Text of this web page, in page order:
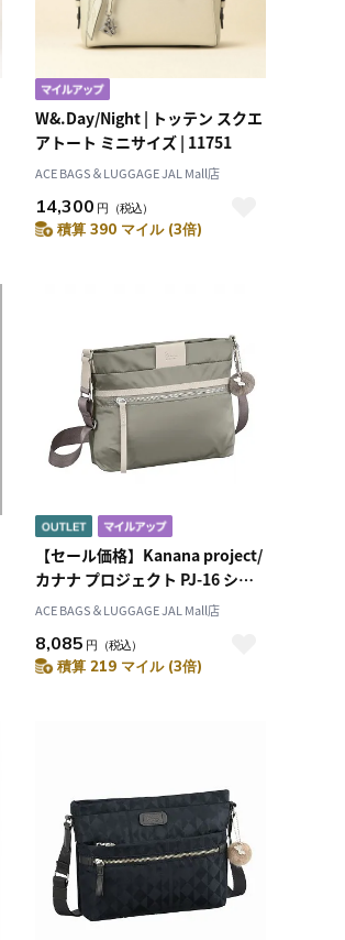
W&.Day/Night | トッテン スクエ
アトート ミニサイズ | 11751
ACE BAGS＆LUGGAGE JAL Mall店
14,300 円 （税込）
積算 390 マイル (3倍)
【セール価格】Kanana project/
カナナ プロジェクト PJ-16 ショ
ルダーバッグ 3L 280g 11901
ACE BAGS＆LUGGAGE JAL Mall店
8,085 円 （税込）
積算 219 マイル (3倍)